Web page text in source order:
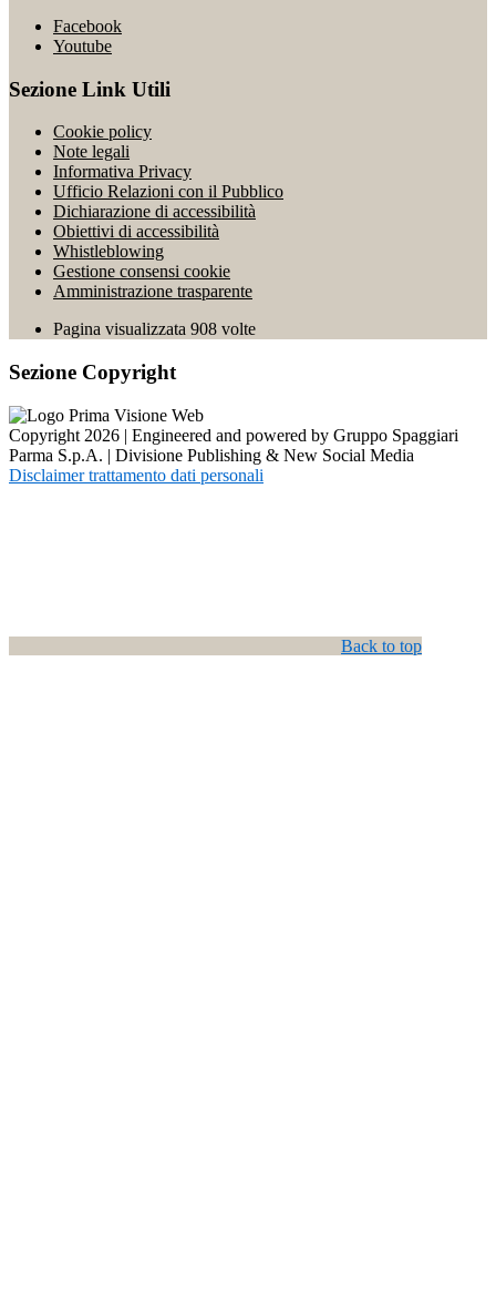
Facebook
Youtube
Sezione Link Utili
Cookie policy
Note legali
Informativa Privacy
Ufficio Relazioni con il Pubblico
Dichiarazione di accessibilità
Obiettivi di accessibilità
Whistleblowing
Gestione consensi cookie
Amministrazione trasparente
Pagina visualizzata 908 volte
Sezione Copyright
Copyright 2026 | Engineered and powered by Gruppo Spaggiari
Parma S.p.A. | Divisione Publishing & New Social Media
Disclaimer trattamento dati personali
Back to top